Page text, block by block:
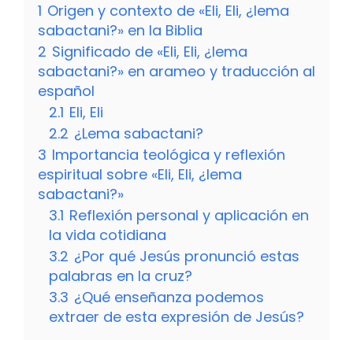
1 Origen y contexto de «Eli, Eli, ¿lema
sabactani?» en la Biblia
2 Significado de «Eli, Eli, ¿lema
sabactani?» en arameo y traducción al
español
2.1 Eli, Eli
2.2 ¿Lema sabactani?
3 Importancia teológica y reflexión
espiritual sobre «Eli, Eli, ¿lema
sabactani?»
3.1 Reflexión personal y aplicación en
la vida cotidiana
3.2 ¿Por qué Jesús pronunció estas
palabras en la cruz?
3.3 ¿Qué enseñanza podemos
extraer de esta expresión de Jesús?